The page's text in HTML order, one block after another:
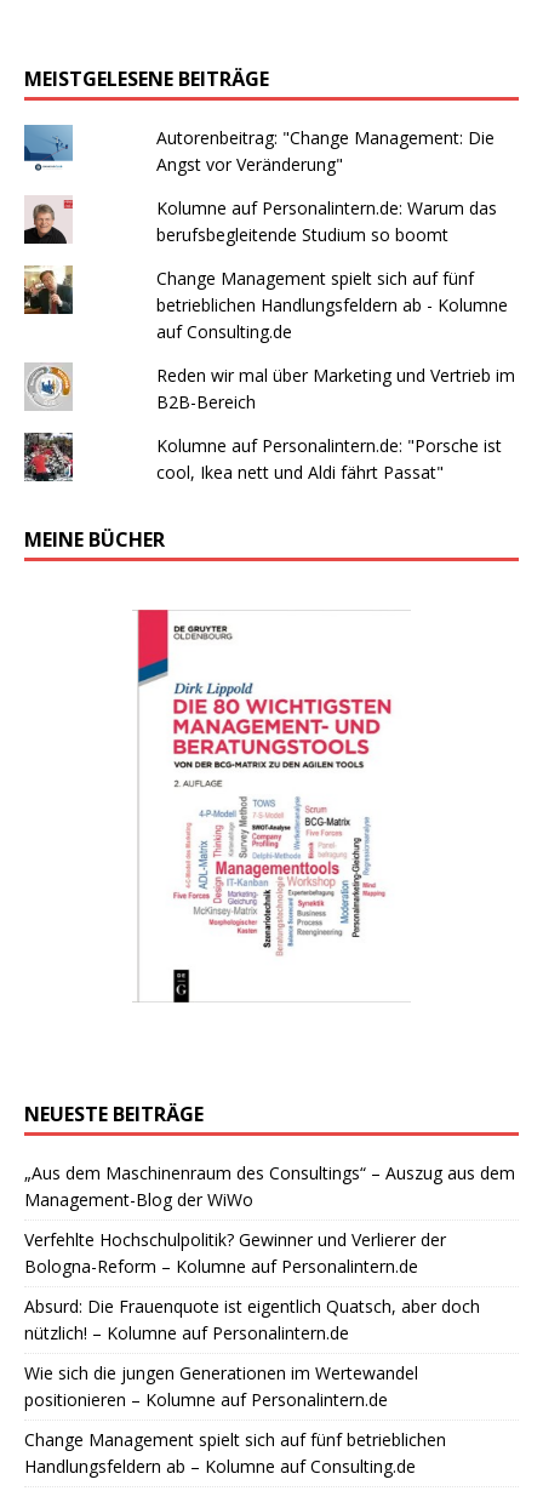
MEISTGELESENE BEITRÄGE
Autorenbeitrag: "Change Management: Die
Angst vor Veränderung"
Kolumne auf Personalintern.de: Warum das
berufsbegleitende Studium so boomt
Change Management spielt sich auf fünf
betrieblichen Handlungsfeldern ab - Kolumne
auf Consulting.de
Reden wir mal über Marketing und Vertrieb im
B2B-Bereich
Kolumne auf Personalintern.de: "Porsche ist
cool, Ikea nett und Aldi fährt Passat"
MEINE BÜCHER
NEUESTE BEITRÄGE
„Aus dem Maschinenraum des Consultings“ – Auszug aus dem
Management-Blog der WiWo
Verfehlte Hochschulpolitik? Gewinner und Verlierer der
Bologna-Reform – Kolumne auf Personalintern.de
Absurd: Die Frauenquote ist eigentlich Quatsch, aber doch
nützlich! – Kolumne auf Personalintern.de
Wie sich die jungen Generationen im Wertewandel
positionieren – Kolumne auf Personalintern.de
Change Management spielt sich auf fünf betrieblichen
Handlungsfeldern ab – Kolumne auf Consulting.de